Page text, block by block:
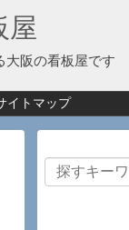
屋
大阪の看板屋です
イトマップ